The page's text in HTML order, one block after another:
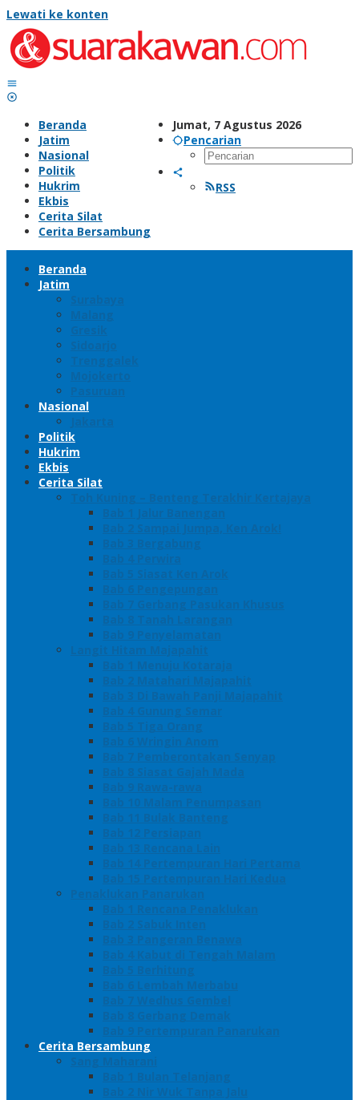
Lewati ke konten
Jumat, 7 Agustus 2026
Pencarian
RSS
Beranda
Jatim
Nasional
Politik
Hukrim
Ekbis
Cerita Silat
Cerita Bersambung
Beranda
Jatim
Surabaya
Malang
Gresik
Sidoarjo
Trenggalek
Mojokerto
Pasuruan
Nasional
Jakarta
Politik
Hukrim
Ekbis
Cerita Silat
Toh Kuning – Benteng Terakhir Kertajaya
Bab 1 Jalur Banengan
Bab 2 Sampai Jumpa, Ken Arok!
Bab 3 Bergabung
Bab 4 Perwira
Bab 5 Siasat Ken Arok
Bab 6 Pengepungan
Bab 7 Gerbang Pasukan Khusus
Bab 8 Tanah Larangan
Bab 9 Penyelamatan
Langit Hitam Majapahit
Bab 1 Menuju Kotaraja
Bab 2 Matahari Majapahit
Bab 3 Di Bawah Panji Majapahit
Bab 4 Gunung Semar
Bab 5 Tiga Orang
Bab 6 Wringin Anom
Bab 7 Pemberontakan Senyap
Bab 8 Siasat Gajah Mada
Bab 9 Rawa-rawa
Bab 10 Malam Penumpasan
Bab 11 Bulak Banteng
Bab 12 Persiapan
Bab 13 Rencana Lain
Bab 14 Pertempuran Hari Pertama
Bab 15 Pertempuran Hari Kedua
Penaklukan Panarukan
Bab 1 Rencana Penaklukan
Bab 2 Sabuk Inten
Bab 3 Pangeran Benawa
Bab 4 Kabut di Tengah Malam
Bab 5 Berhitung
Bab 6 Lembah Merbabu
Bab 7 Wedhus Gembel
Bab 8 Gerbang Demak
Bab 9 Pertempuran Panarukan
Cerita Bersambung
Sang Maharani
Bab 1 Bulan Telanjang
Bab 2 Nir Wuk Tanpa Jalu